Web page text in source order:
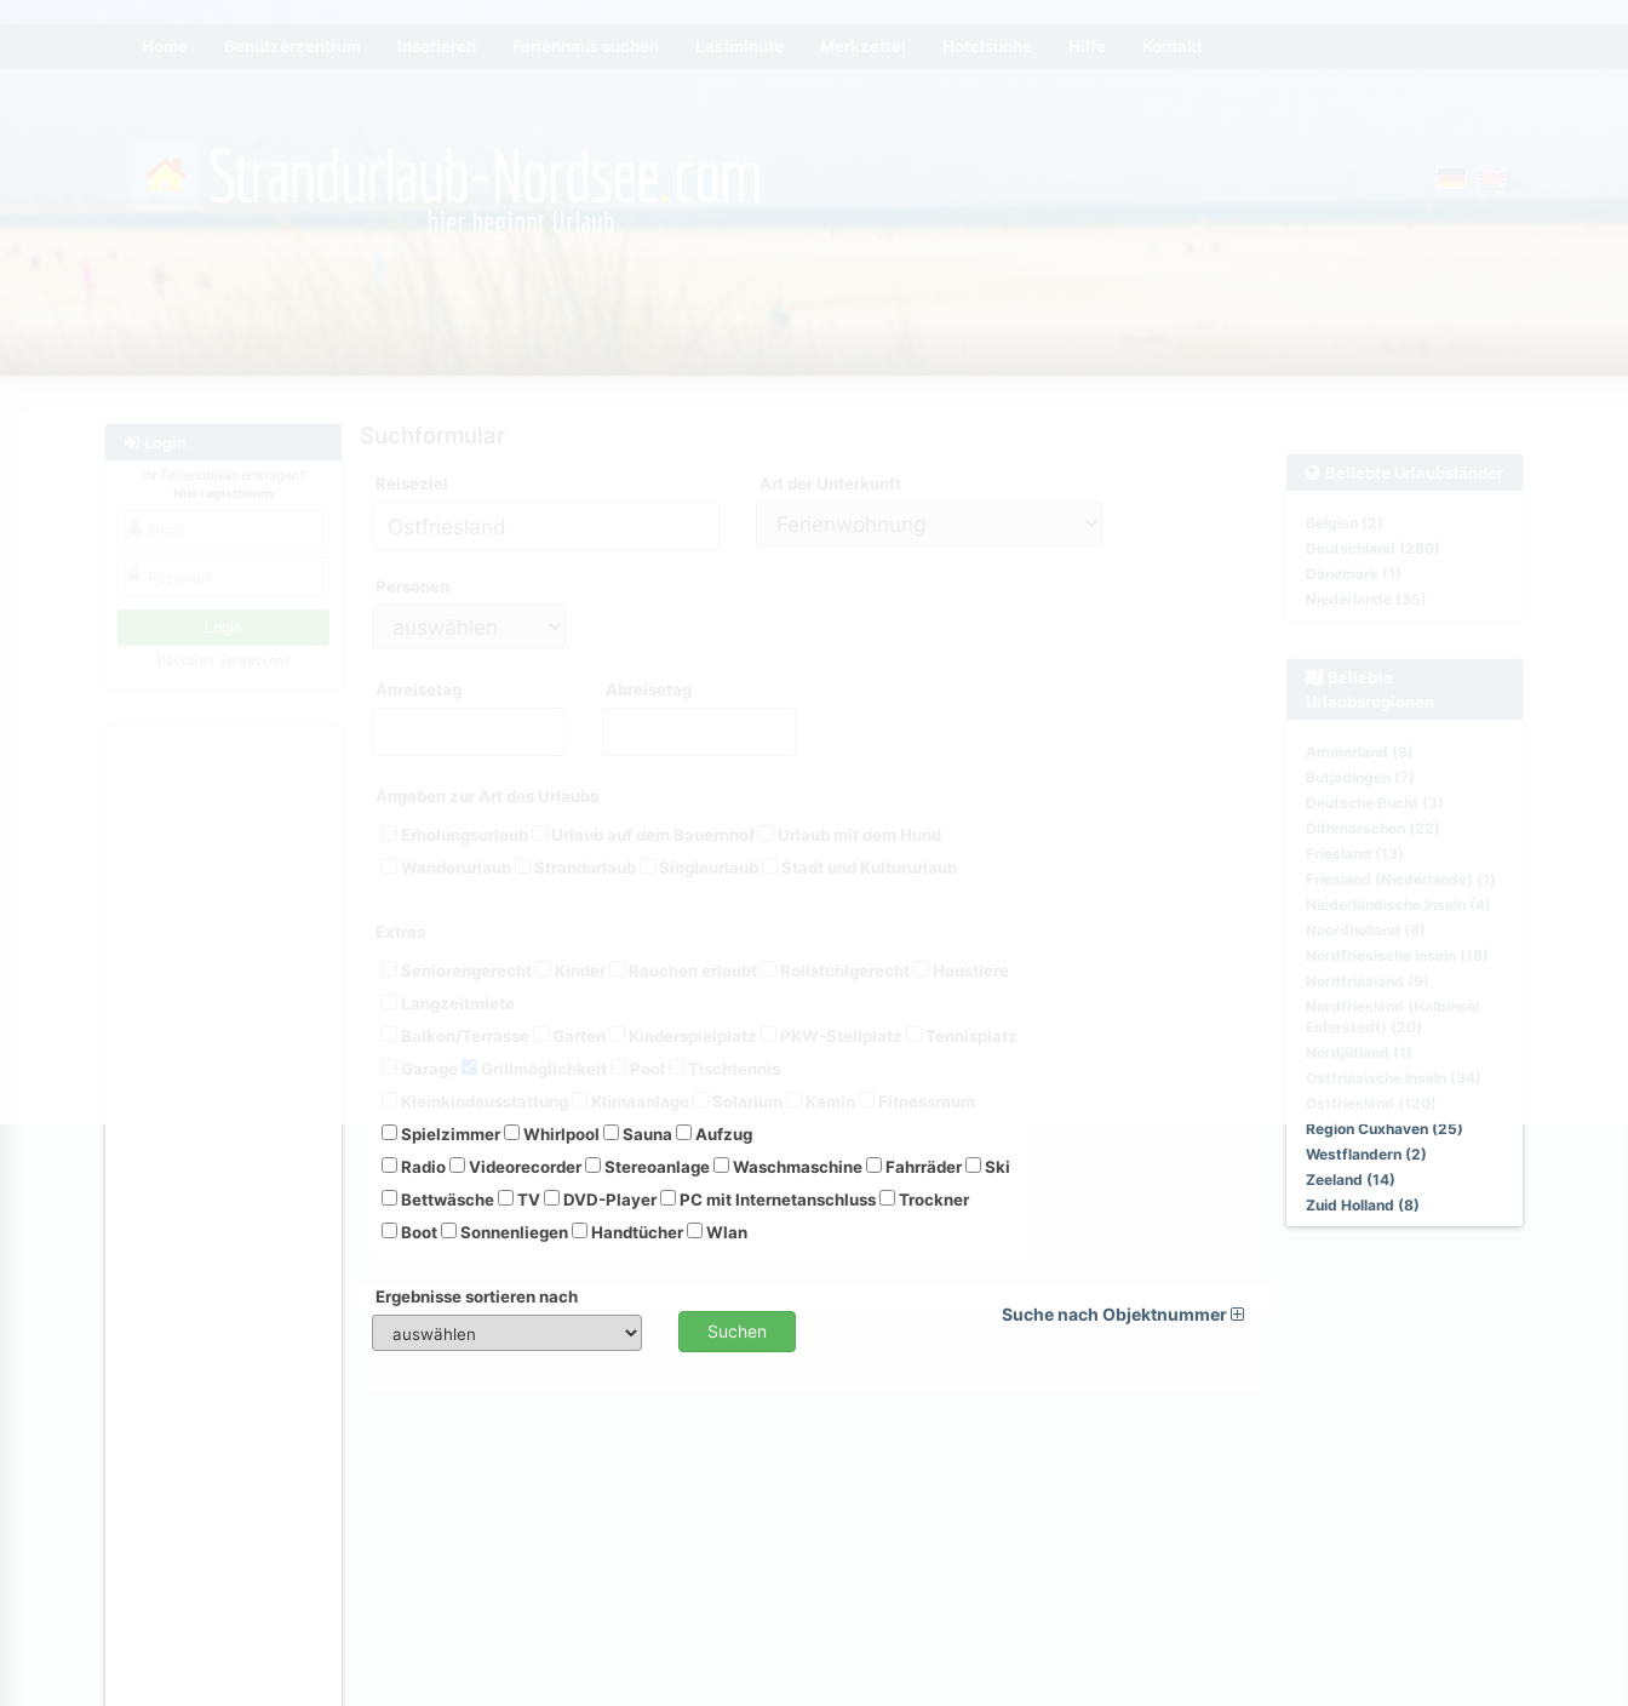
Spielzimmer
Whirlpool Sauna
Aufzug
Radio
Videorecorder Stereoanlage Waschmaschine Fahrräder
Ski
Bettwäsche
TV DVD-Player PC mit Internetanschluss
Trockner
Boot
Sonnenliegen Handtücher Wlan
Ergebnisse sortieren nach
Suchen
Suche nach Objektnummer
Region Cuxhaven (25)
Westflandern (2)
Zeeland (14)
Zuid Holland (8)